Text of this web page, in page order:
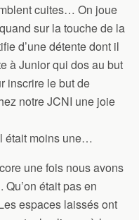
cuites… On joue
sur la touche de la
d’une détente dont il
à Junior qui dos au but
inscrire le but de
notre JCNI une joie
était moins une…
une fois nous avons
était pas en
espaces laissés ont